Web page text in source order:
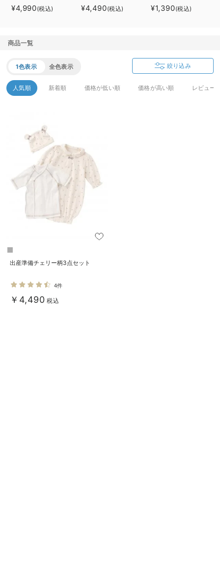
フ】【助産院監修】
出産準備3点セット
¥4,990(税込) ¥4,490(税込) ¥1,390(税込)
商品一覧
1色表示 全色表示 絞り込み
人気順 新着順 価格が低い順 価格が高い順 レビュー
出産準備チェリー柄3点セット
4件
￥4,490 税込